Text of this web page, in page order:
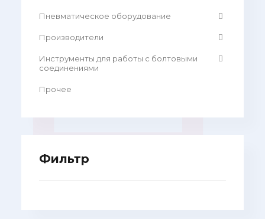
Пневматическое оборудование
Производители
Инструменты для работы с болтовыми
соединениями
Прочее
Фильтр